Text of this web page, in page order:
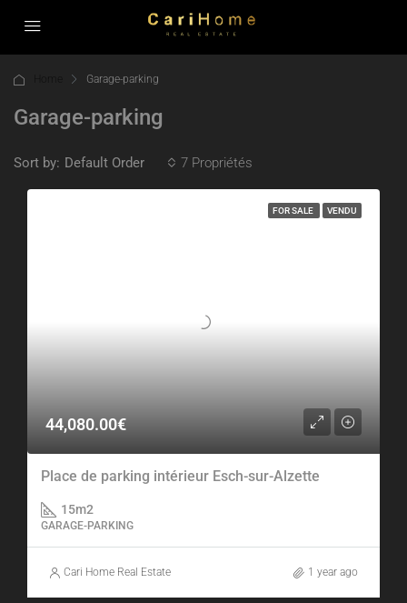
Garage-parking
Garage-parking
7 Propriétés
Sort by: Default Order
FOR SALE VENDU
44,080.00€
Place de parking intérieur Esch-sur-Alzette
15m2
GARAGE-PARKING
Cari Home Real Estate 1 year ago